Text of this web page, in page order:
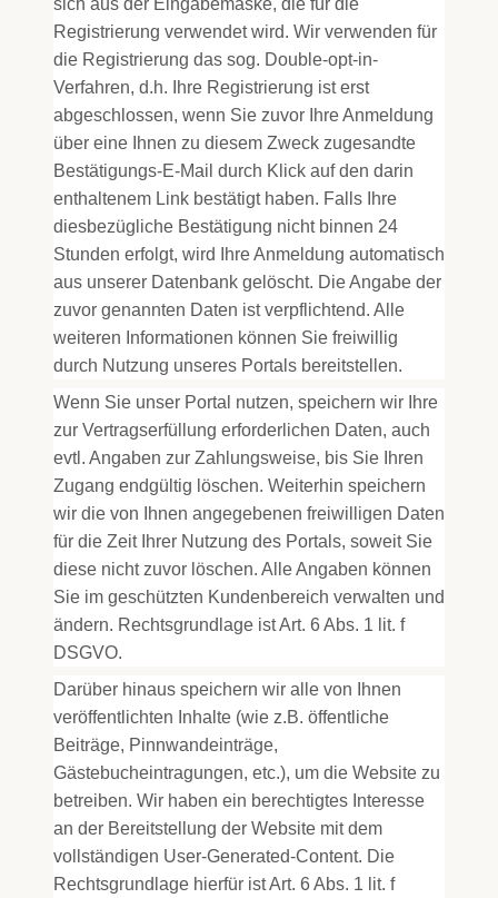
sich aus der Eingabemaske, die für die
Registrierung verwendet wird. Wir verwenden für
die Registrierung das sog. Double-opt-in-
Verfahren, d.h. Ihre Registrierung ist erst
abgeschlossen, wenn Sie zuvor Ihre Anmeldung
über eine Ihnen zu diesem Zweck zugesandte
Bestätigungs-E-Mail durch Klick auf den darin
enthaltenem Link bestätigt haben. Falls Ihre
diesbezügliche Bestätigung nicht binnen 24
Stunden erfolgt, wird Ihre Anmeldung automatisch
aus unserer Datenbank gelöscht. Die Angabe der
zuvor genannten Daten ist verpflichtend. Alle
weiteren Informationen können Sie freiwillig
durch Nutzung unseres Portals bereitstellen.
Wenn Sie unser Portal nutzen, speichern wir Ihre
zur Vertragserfüllung erforderlichen Daten, auch
evtl. Angaben zur Zahlungsweise, bis Sie Ihren
Zugang endgültig löschen. Weiterhin speichern
wir die von Ihnen angegebenen freiwilligen Daten
für die Zeit Ihrer Nutzung des Portals, soweit Sie
diese nicht zuvor löschen. Alle Angaben können
Sie im geschützten Kundenbereich verwalten und
ändern. Rechtsgrundlage ist Art. 6 Abs. 1 lit. f
DSGVO.
Darüber hinaus speichern wir alle von Ihnen
veröffentlichten Inhalte (wie z.B. öffentliche
Beiträge, Pinnwandeinträge,
Gästebucheintragungen, etc.), um die Website zu
betreiben. Wir haben ein berechtigtes Interesse
an der Bereitstellung der Website mit dem
vollständigen User-Generated-Content. Die
Rechtsgrundlage hierfür ist Art. 6 Abs. 1 lit. f